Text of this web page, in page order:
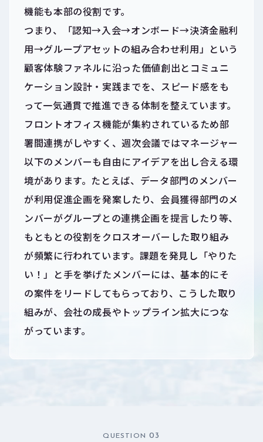
機能も本部の役割です。
つまり、「認知→入会→オンボード→決済金融利
用→グループアセットの組み合わせ利用」という
顧客体験ファネルに沿った価値創出とコミュニ
ケーション設計・実践までを、スピード感をも
って一気通貫で推進できる体制を整えています。
フロントオフィス機能が集約されているため部
署間連携がしやすく、週次会議ではマネージャー
以下のメンバーも自由にアイデアを出し合える環
境があります。たとえば、データ部門のメンバー
が利用促進企画を発案したり、会員獲得部門のメ
ンバーがグループとの連携企画を提言したり等、
もともとの役割をクロスオーバーした取り組み
が頻繁に行われています。課題を発見し「やりた
い！」と手を挙げたメンバーには、基本的にそ
の案件をリードしてもらっており、こうした取り
組みが、会社の成長やトップライン拡大につな
がっています。
QUESTION03